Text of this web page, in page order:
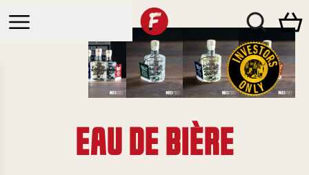
EAU DE BIÈRE